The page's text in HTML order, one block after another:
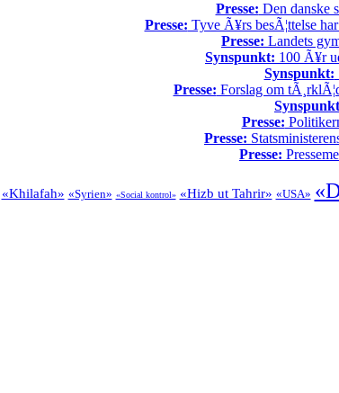
Presse: Den danske
Presse: Tyve Ã¥rs besÃ¦ttelse
Presse: Landets
Synspunkt: 100 Ã¥r
Synspunkt:
Presse: Forslag om
Presse:
Presse:
Presse:
«Khilafah» «Syrien» «Social kontrol» «Hizb ut Tahrir» «USA»